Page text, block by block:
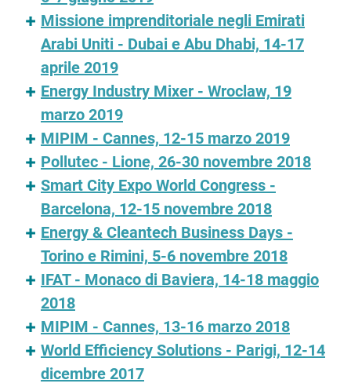
Missione imprenditoriale negli Emirati
Arabi Uniti - Dubai e Abu Dhabi, 14-17
aprile 2019
Energy Industry Mixer - Wroclaw, 19
marzo 2019
MIPIM - Cannes, 12-15 marzo 2019
Pollutec - Lione, 26-30 novembre 2018
Smart City Expo World Congress -
Barcelona, 12-15 novembre 2018
Energy & Cleantech Business Days -
Torino e Rimini, 5-6 novembre 2018
IFAT - Monaco di Baviera, 14-18 maggio
2018
MIPIM - Cannes, 13-16 marzo 2018
World Efficiency Solutions - Parigi, 12-14
dicembre 2017